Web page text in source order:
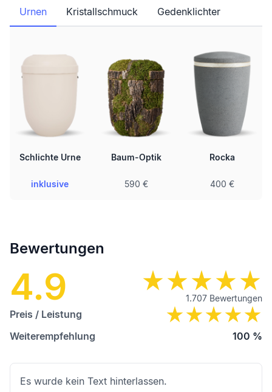
Urnen Kristallschmuck Gedenklichter
Schlichte Urne
inklusive
Baum-Optik
590 €
Rocka
400 €
Bewertungen
4.9 1.707 Bewertungen
Preis / Leistung
Weiterempfehlung
100 %
Es wurde kein Text hinterlassen.